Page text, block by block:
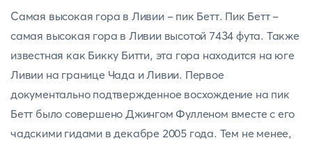
Самая высокая гора в Ливии - пик Бетт. Пик Бетт -
самая высокая гора в Ливии высотой 7434 фута. Также
известная как Бикку Битти, эта гора находится на юге
Ливии на границе Чада и Ливии. Первое
документально подтвержденное восхождение на пик
Бетт было совершено Джингом Фулленом вместе с его
чадскими гидами в декабре 2005 года. Тем не менее,